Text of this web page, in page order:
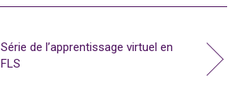
Série de l’apprentissage virtuel en
FLS